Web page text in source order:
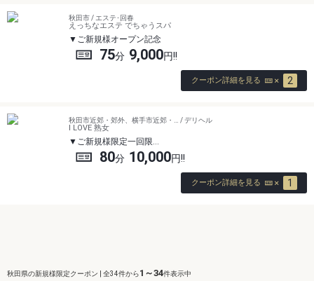
秋田市 / エステ･回春
えっちなエステ でちゃうスパ
ご新規様オープン記念
75 9,000
クーポン詳細を見る 2
秋田市近郊・郊外、横手市近郊・… / デリヘル
I LOVE 熟女
ご新規様限定一回限…
80 10,000
クーポン詳細を見る 1
秋田県の新規様限定クーポン | 全34件から1～34件表示中